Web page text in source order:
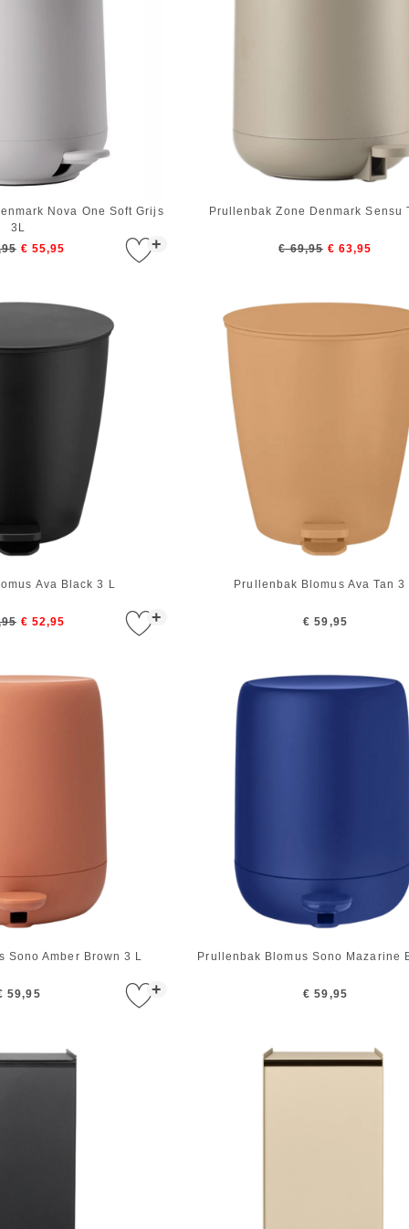
+
Nova One Soft Grijs
3L
€ 55,95
Prullenbak Zone Denmark Sensu
€ 69,95 € 63,95
+
Ava Black 3 L
€ 52,95
Prullenbak Blomus Ava Tan 3
€ 59,95
+
Sono Amber Brown 3 L
59,95
Prullenbak Blomus Sono Mazarine
€ 59,95